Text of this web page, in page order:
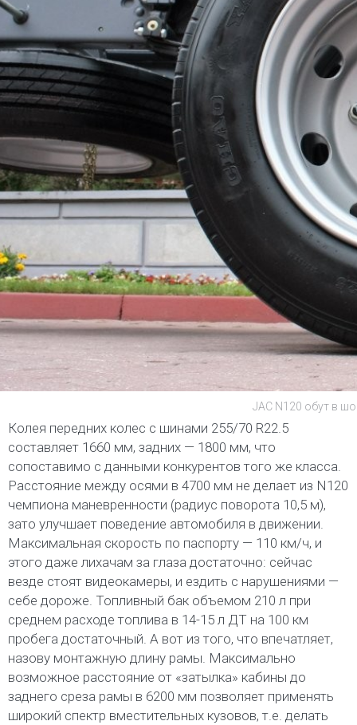
JAC N120 обут в
Колея передних колес с шинами 255/70 R22.5
составляет 1660 мм, задних — 1800 мм, что
сопоставимо с данными конкурентов того же класса.
Расстояние между осями в 4700 мм не делает из N120
чемпиона маневренности (радиус поворота 10,5 м),
зато улучшает поведение автомобиля в движении.
Максимальная скорость по паспорту — 110 км/ч, и
этого даже лихачам за глаза достаточно: сейчас
везде стоят видеокамеры, и ездить с нарушениями —
себе дороже. Топливный бак объемом 210 л при
среднем расходе топлива в 14-15 л ДТ на 100 км
пробега достаточный. А вот из того, что впечатляет,
назову монтажную длину рамы. Максимально
возможное расстояние от «затылка» кабины до
заднего среза рамы в 6200 мм позволяет применять
широкий спектр вместительных кузовов, т.е. делать